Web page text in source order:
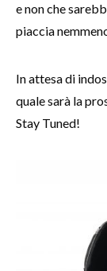
e non che
piaccia
In attesa di
quale sarà la
Stay Tuned!